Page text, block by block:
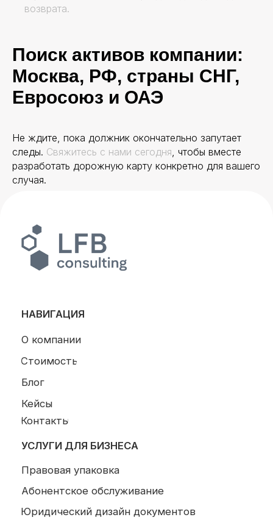
возврата.
Поиск активов компании:
Москва, РФ, страны СНГ,
Евросоюз и ОАЭ
Не ждите, пока должник окончательно запутает
следы. Свяжитесь с нами сегодня, чтобы вместе
разработать дорожную карту конкретно для вашего
случая.